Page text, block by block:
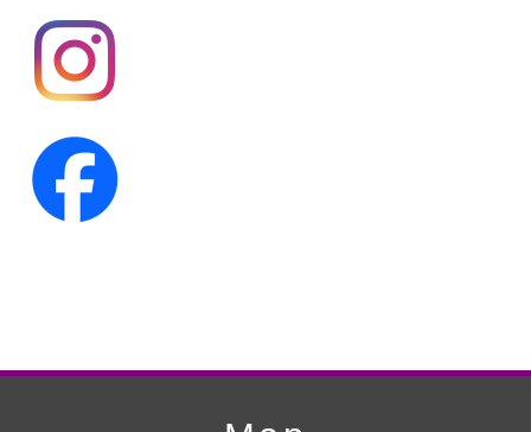
第19回人形供養祭
第18回人形供養祭
第16回人形供養祭
第15回人形供養祭
第12回人形供養祭平成22年3月9日
平成21年12月4日